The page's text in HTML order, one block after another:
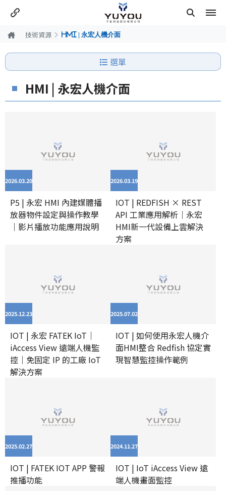
技術資源 HMI | 永宏人機介面
選單
HMI | 永宏人機介面
2026.0320
P5 | 永宏 HMI 內建媒體播
放器物件設定與操作教學
｜影片播放功能應用說明
2026.03 19
IOT | REDFISH × REST
API 工業應用解析｜永宏
HMI新一代設備上雲解決
方案
2025.1223
IOT | 永宏 FATEK IoT｜
iAccess View 遠端人機監
控｜免固定 IP 的工廠 IoT
解決方案
2025.0702
IOT | 如何使用永宏人機介
面HMI整合 Redfish 協定實
現智慧監控操作範例
2025.0227
IOT | FATEK IOT APP 警報
推播功能
2024.1127
IOT | IoT iAccess View 遠
端人機畫面監控